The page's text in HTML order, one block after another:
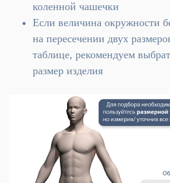
коленной чашечки
Если величина окружности
на пересечении двух
таблице, рекомендуем
размер изделия